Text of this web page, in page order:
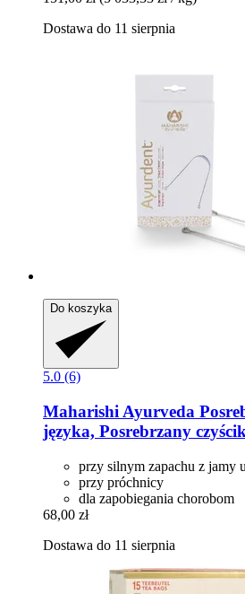
Dostawa do 11 sierpnia
Do koszyka
5.0 (6)
Maharishi Ayurveda
języka, Posrebrzany
przy silnym zapachu z jamy
przy próchnicy
dla zapobiegania chorobom
68,00 zł
Dostawa do 11 sierpnia